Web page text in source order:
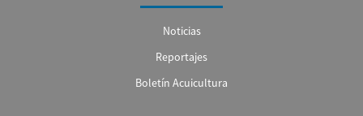
Noticias
Reportajes
Boletín Acuicultura